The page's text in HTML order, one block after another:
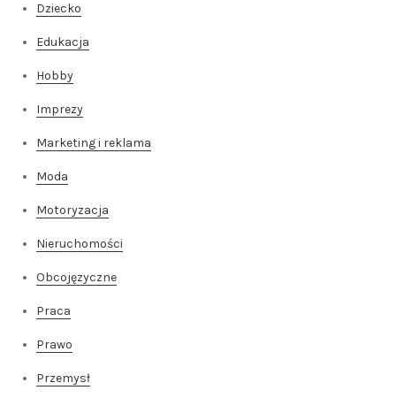
Dziecko
Edukacja
Hobby
Imprezy
Marketing i reklama
Moda
Motoryzacja
Nieruchomości
Obcojęzyczne
Praca
Prawo
Przemysł